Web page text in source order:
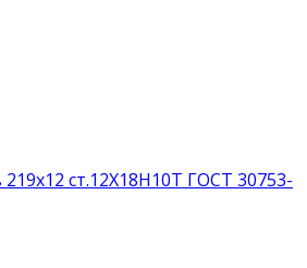
ст.12Х18Н10Т ГОСТ 30753-